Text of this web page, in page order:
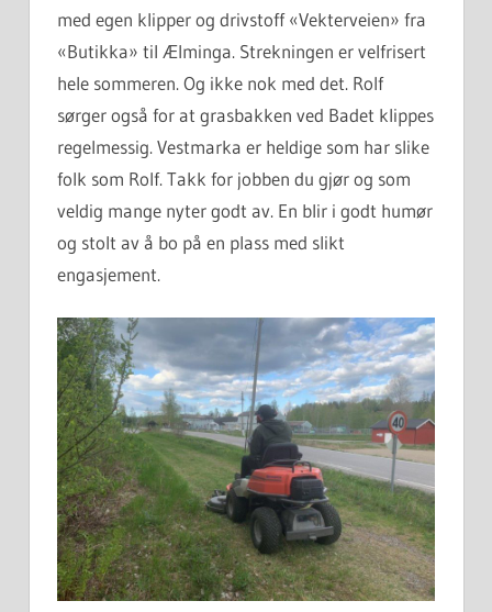
med egen klipper og drivstoff «Vekterveien» fra
«Butikka» til Ælminga. Strekningen er velfrisert
hele sommeren. Og ikke nok med det. Rolf
sørger også for at grasbakken ved Badet klippes
regelmessig. Vestmarka er heldige som har slike
folk som Rolf. Takk for jobben du gjør og som
veldig mange nyter godt av. En blir i godt humør
og stolt av å bo på en plass med slikt
engasjement.